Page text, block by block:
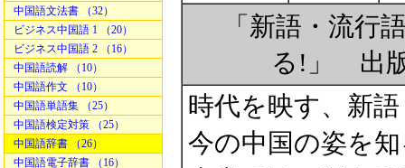
中国語文法書 （32）
ビジネス中国語 1 （20）
ビジネス中国語 2 （16）
中国語読解 （10）
中国語作文 （10）
中国語単語集 （25）
中国語検定対策 （25）
中国語辞書 （26）
中国語電子辞書 （16）
「新語・流行
る!」 出
時代を映す、新
今の中国の姿を